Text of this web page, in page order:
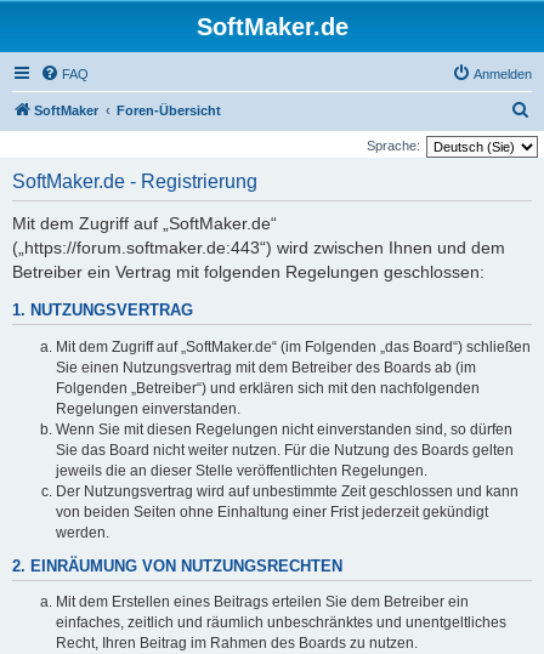
SoftMaker.de
FAQ Anmelden
SoftMaker Foren-Übersicht
u
Sprache:
SoftMaker.de - Registrierung
Mit dem Zugriff auf „SoftMaker.de“
(„https://forum.softmaker.de:443“) wird zwischen Ihnen und dem
Betreiber ein Vertrag mit folgenden Regelungen geschlossen:
1. NUTZUNGSVERTRAG
Mit dem Zugriff auf „SoftMaker.de“ (im Folgenden „das Board“) schließen
Sie einen Nutzungsvertrag mit dem Betreiber des Boards ab (im
Folgenden „Betreiber“) und erklären sich mit den nachfolgenden
Regelungen einverstanden.
Wenn Sie mit diesen Regelungen nicht einverstanden sind, so dürfen
Sie das Board nicht weiter nutzen. Für die Nutzung des Boards gelten
jeweils die an dieser Stelle veröffentlichten Regelungen.
Der Nutzungsvertrag wird auf unbestimmte Zeit geschlossen und kann
von beiden Seiten ohne Einhaltung einer Frist jederzeit gekündigt
werden.
2. EINRÄUMUNG VON NUTZUNGSRECHTEN
Mit dem Erstellen eines Beitrags erteilen Sie dem Betreiber ein
einfaches, zeitlich und räumlich unbeschränktes und unentgeltliches
Recht, Ihren Beitrag im Rahmen des Boards zu nutzen.